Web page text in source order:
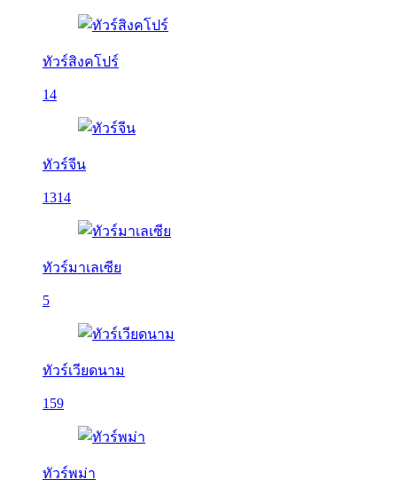
ทัวร์สิงคโปร์
14
ทัวร์จีน
1314
ทัวร์มาเลเซีย
5
ทัวร์เวียดนาม
159
ทัวร์พม่า